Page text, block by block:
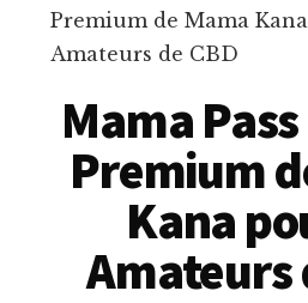
Premium de Mama
Amateurs de CBD
Mama
Premium
Kana
Amateurs